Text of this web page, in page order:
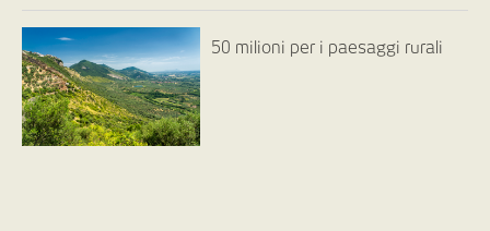
50 milioni per i paesaggi rurali